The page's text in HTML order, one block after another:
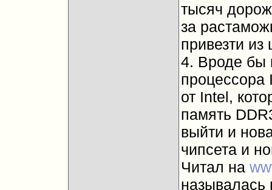
тысяч
за
привезти
4. Вроде бы
процессора
от Intel,
память
выйти и
чипсета и
Читал на
называлась